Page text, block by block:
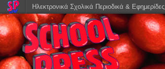
Ηλεκτρονικά Σχολικά Περιοδικά & Εφημερίδες